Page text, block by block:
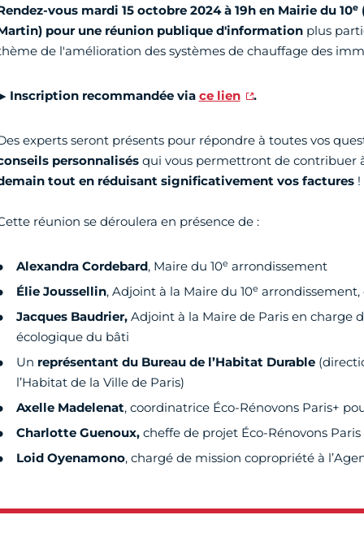
vous mardi 15 octobre 2024 à 19h en Mairie du 10e
pour une réunion publique d'informationplus
de l'amélioration des systèmes de chauffage des
Inscription recommandée via ce lien .
experts seront présents pour répondre à toutes vos
personnalisés qui vous permettront de contribuer
tout en réduisant significativement vos factures!
réunion se déroulera en présence de :
Alexandra Cordebard, Maire du 10e arrondissement
Élie Joussellin, Adjoint à la Maire du 10e
Jacques Baudrier,Adjoint à la Maire de Paris en charge
écologique du bâti
Un représentant du Bureau de l’Habitat Durable
l’Habitat de la Ville de Paris)
Axelle Madelenat, coordinatrice Éco-Rénovons Paris+
Charlotte Guenoux,cheffe de projet Éco-Rénovons
Loid Oyenamono, chargé de mission copropriété à